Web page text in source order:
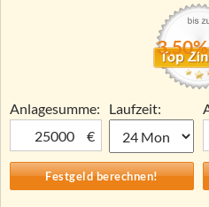
Anlagesumme:
€
Laufzeit: